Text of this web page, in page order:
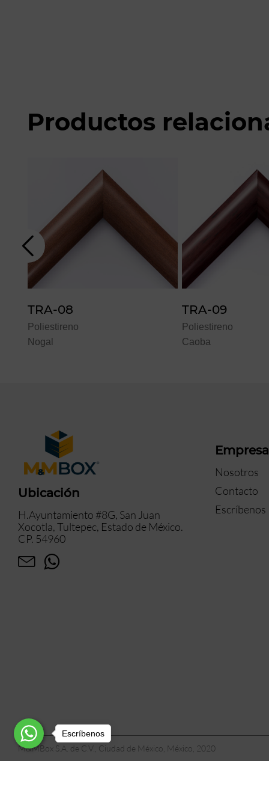
Productos
TRA-08
Poliestireno
Nogal
TRA-09
Poliestireno
Caoba
Ubicación
H.Ayuntamiento #8G, San Juan
Xocotla, Tultepec, Estado de México.
CP. 54960
Empresa
Nosotros
Contacto
Escríbenos
M&MBox S.A. de C.V., Ciudad de México, México, 2020
Escríbenos